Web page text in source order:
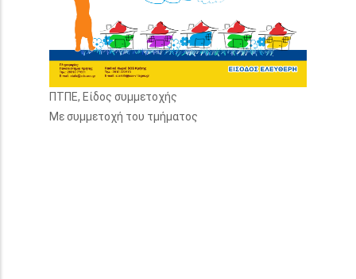
ΠΤΠΕ, Είδος συμμετοχής
Με συμμετοχή του τμήματος